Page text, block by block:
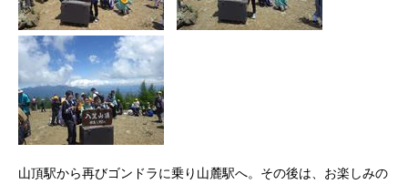
山頂駅から再びゴンドラに乗り山麓駅へ。その後は、お楽しみの